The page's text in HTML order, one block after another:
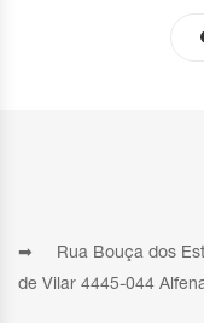
➡ Rua Bouça dos
de Vilar 4445-044